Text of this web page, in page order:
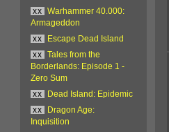
xx
Warhammer 40.000:
Armageddon
xx
Escape Dead Island
xx
Tales from the
Borderlands: Episode 1 -
Zero Sum
xx
Dead Island: Epidemic
xx
Dragon Age:
Inquisition